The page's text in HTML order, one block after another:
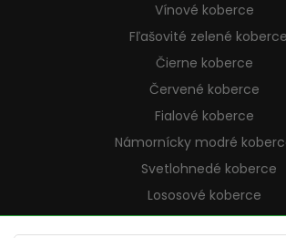
Vínové koberce
Fľašovité zelené koberce
Čierne koberce
Červené koberce
Fialové koberce
Námornícky modré
Svetlohnedé koberce
Lososové koberce
Krémové koberce